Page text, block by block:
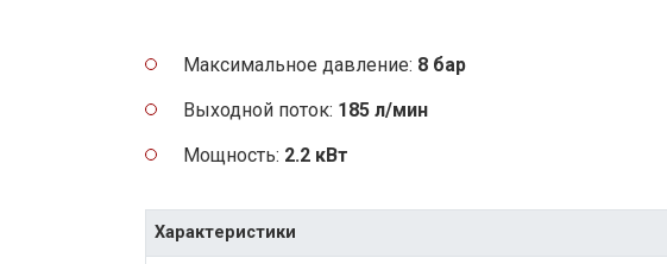
Максимальное давление: 8 бар
Выходной поток: 185 л/мин
Мощность: 2.2 кВт
Характеристики